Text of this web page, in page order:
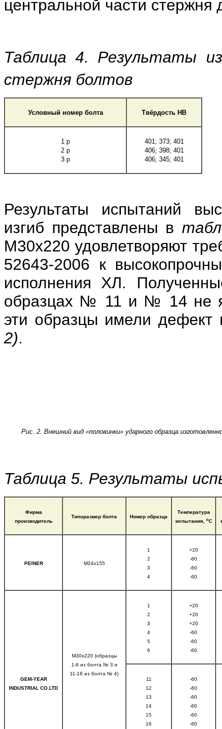
центральной части стержня
Таблица 4. Результаты
стержня болтов
Условный номер болта Твёрдость НВ
1 р
2 р
3 р
401; 373; 401
406; 398; 401
406; 345; 401
Результаты испытаний
изгиб представлены в
М30х220 удовлетворяют
52643-2006 к
исполнения ХЛ.
образцах № 11 и № 14 не
эти образцы имели
2).
Рис. 2. Внешний вид «половинки» ударного образца
Таблица 5. Результаты
Фирма
производитель
Типоразмер болта Номер образца
Температура
испытания, оС
PEINER M24x155
1
2
3
4
+20
-60
-60
-60
GEM-YEAR
INDUSTRIAL CO.LTD
M30x220 (образцы
1-6 из болта № 3 и
11-16 из болта № 4)
1
2
3
4
5
6
+20
+20
+20
-60
-60
-60
11
12
13
14
15
16
-60
-60
-60
-60
-60
-60